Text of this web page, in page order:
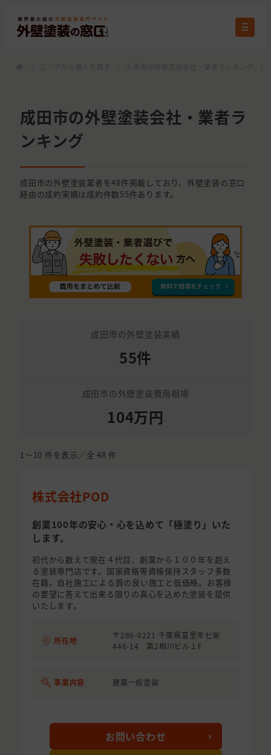
成田市の外壁塗装会社・業者ラ
ンキング
成田市の外壁塗装業者を48件掲載しており、外壁塗装の窓口
経由の成約実績は成約件数55件あります。
成田市の外壁塗装実績
55件
成田市の外壁塗装費用相場
104万円
1〜10 件を表示／全 48 件
株式会社POD
創業100年の安心・心を込めて「極塗り」いた
します。
初代から数えて現在４代目、創業から１００年を超え
る塗装専門店です。国家資格等資格保持スタッフ多数
在籍。自社施工による質の良い施工と低価格。お客様
の要望に答えて出来る限りの真心を込めた塗装を提供
いたします。
所在地
〒286-0221 千葉県富里市七栄
446-14 第2相川ビル１F
事業内容 建築一般塗装
お問い合わせ